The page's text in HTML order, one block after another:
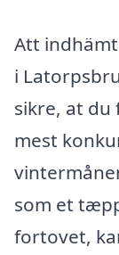
Att
i
sikre, at du
mest
som et
fortovet,